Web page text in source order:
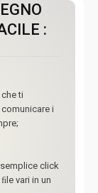
:
ti
i
click
vari in un